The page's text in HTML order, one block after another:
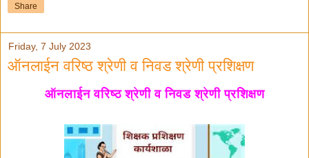
Share
Friday, 7 July 2023
ऑनलाईन वरिष्ठ श्रेणी व निवड श्रेणी प्रशिक्षण
ऑनलाईन वरिष्ठ श्रेणी व निवड श्रेणी प्रशिक्षण